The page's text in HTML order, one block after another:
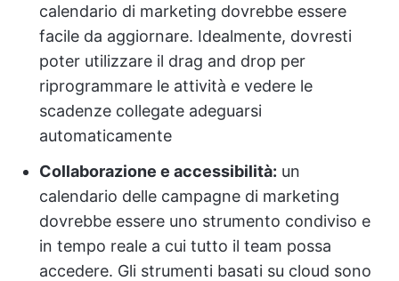
calendario di marketing dovrebbe essere
facile da aggiornare. Idealmente, dovresti
poter utilizzare il drag and drop per
riprogrammare le attività e vedere le
scadenze collegate adeguarsi
automaticamente
Collaborazione e accessibilità: un
calendario delle campagne di marketing
dovrebbe essere uno strumento condiviso e
in tempo reale a cui tutto il team possa
accedere. Gli strumenti basati su cloud sono